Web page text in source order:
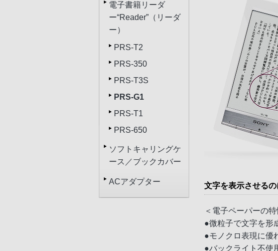
電子書籍リーダ
ー“Reader”（リーダ
ー）
PRS-T2
PRS-350
PRS-T3S
PRS-G1
PRS-T1
PRS-650
ソフトキャリングケ
ース／ブックカバー
ACアダプター 文字を表示させる
＜電子ペーパーの特
●微粒子で文字を形
●モノクロ表現に優
●バックライト不使